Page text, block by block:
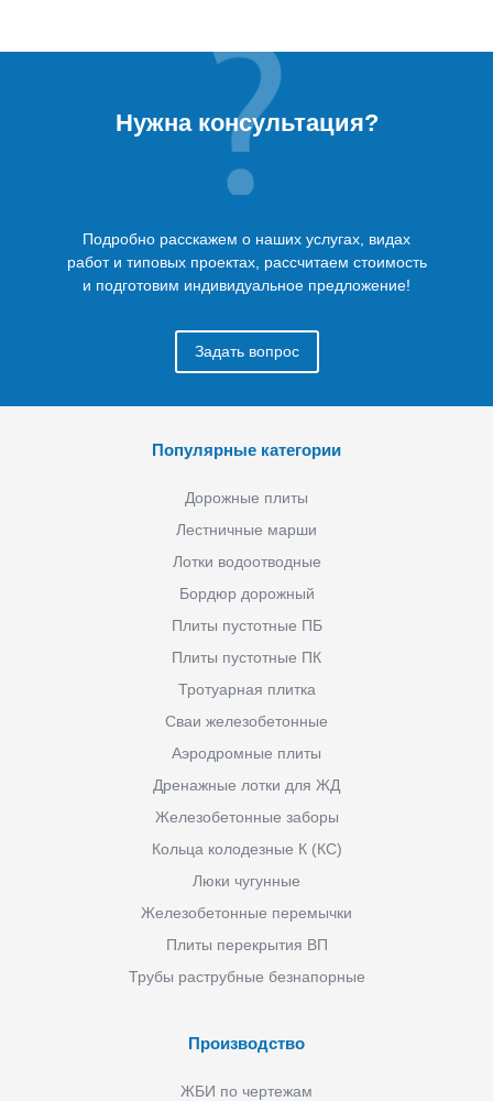
Нужна консультация?
Подробно расскажем о наших услугах, видах
работ и типовых проектах, рассчитаем стоимость
и подготовим индивидуальное предложение!
Задать вопрос
Популярные категории
Дорожные плиты
Лестничные марши
Лотки водоотводные
Бордюр дорожный
Плиты пустотные ПБ
Плиты пустотные ПК
Тротуарная плитка
Сваи железобетонные
Аэродромные плиты
Дренажные лотки для ЖД
Железобетонные заборы
Кольца колодезные К (КС)
Люки чугунные
Железобетонные перемычки
Плиты перекрытия ВП
Трубы раструбные безнапорные
Производство
ЖБИ по чертежам